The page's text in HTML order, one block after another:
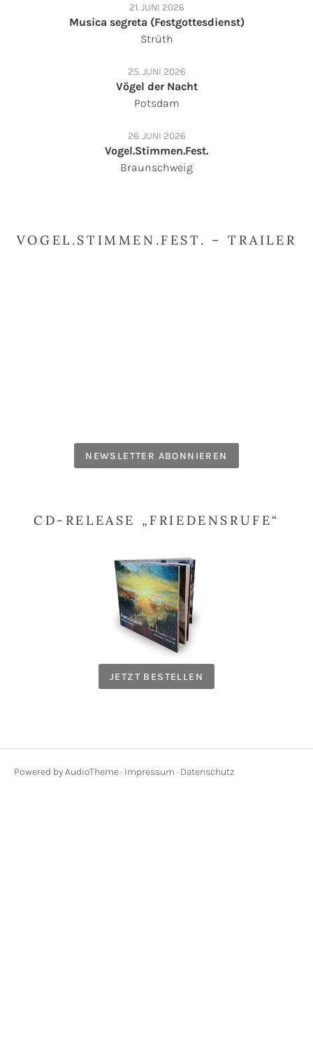
Musica segreta (Festgottesdienst)
Strüth
21. JUNI 2026
Vögel der Nacht
Potsdam
25. JUNI 2026
Vogel.Stimmen.Fest.
Braunschweig
26. JUNI 2026
VOGEL.STIMMEN.FEST. – TRAILER
NEWSLETTER ABONNIEREN
CD-RELEASE „FRIEDENSRUFE“
JETZT BESTELLEN
Powered byAudioTheme· Impressum · Datenschutz